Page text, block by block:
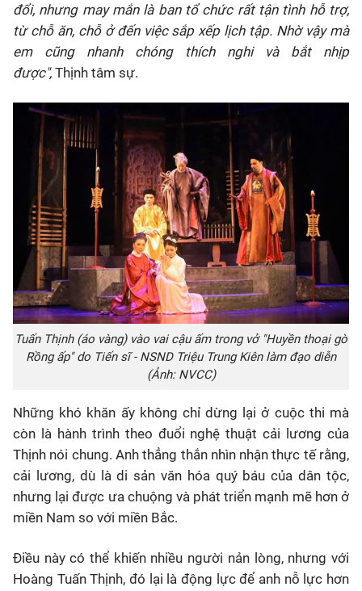
đổi, nhưng may mắn là ban tổ chức rất tận tình hỗ trợ,
từ chỗ ăn, chỗ ở đến việc sắp xếp lịch tập. Nhờ vậy mà
em cũng nhanh chóng thích nghi và bắt nhịp
được", Thịnh tâm sự.
Tuấn Thịnh (áo vàng) vào vai cậu ấm trong vở "Huyền thoại gò
Rồng ấp" do Tiến sĩ - NSND Triệu Trung Kiên làm đạo diễn
(Ảnh: NVCC)
Những khó khăn ấy không chỉ dừng lại ở cuộc thi mà
còn là hành trình theo đuổi nghệ thuật cải lương của
Thịnh nói chung. Anh thẳng thắn nhìn nhận thực tế rằng,
cải lương, dù là di sản văn hóa quý báu của dân tộc,
nhưng lại được ưa chuộng và phát triển mạnh mẽ hơn ở
miền Nam so với miền Bắc.
Điều này có thể khiến nhiều người nản lòng, nhưng với
Hoàng Tuấn Thịnh, đó lại là động lực để anh nỗ lực hơn